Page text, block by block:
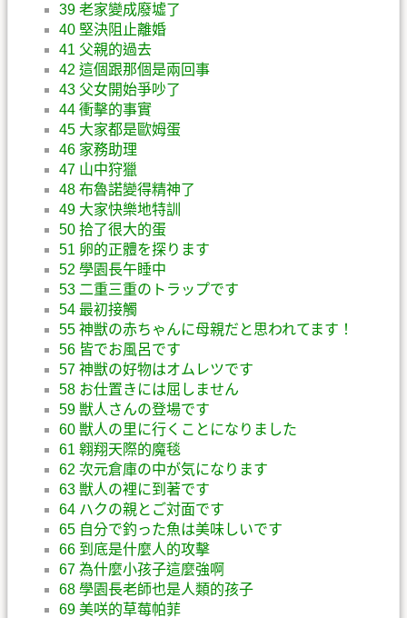
39 老家變成廢墟了
40 堅決阻止離婚
41 父親的過去
42 這個跟那個是兩回事
43 父女開始爭吵了
44 衝擊的事實
45 大家都是歐姆蛋
46 家務助理
47 山中狩獵
48 布魯諾變得精神了
49 大家快樂地特訓
50 拾了很大的蛋
51 卵的正體を探ります
52 學園長午睡中
53 二重三重のトラップです
54 最初接觸
55 神獣の赤ちゃんに母親だと思われてます！
56 皆でお風呂です
57 神獣の好物はオムレツです
58 お仕置きには屈しません
59 獣人さんの登場です
60 獣人の里に行くことになりました
61 翱翔天際的魔毯
62 次元倉庫の中が気になります
63 獣人の裡に到著です
64 ハクの親とご対面です
65 自分で釣った魚は美味しいです
66 到底是什麼人的攻擊
67 為什麼小孩子這麼強啊
68 學園長老師也是人類的孩子
69 美咲的草莓帕菲